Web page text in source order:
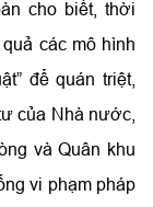
cho biết, thời
các mô hình
để quán triệt,
của Nhà nước,
và Quân khu
vi phạm pháp